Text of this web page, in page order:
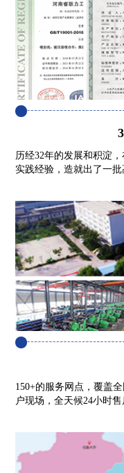
历经32年的发展和积淀
实践经验，造就出了一批
150+的服务网点，覆盖
户现场，全天候24小时售